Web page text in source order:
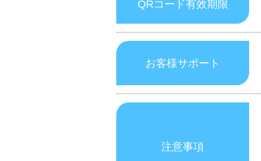
QRコード有效期限
お客様サポート
注意事項